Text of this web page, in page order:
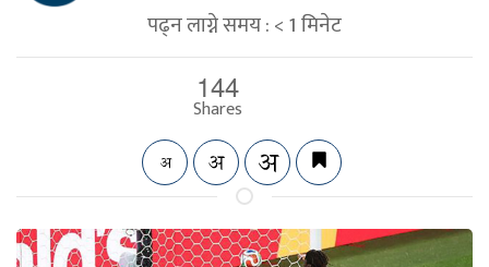
पढ्न लाग्ने समय :< 1मिनेट
144
Shares